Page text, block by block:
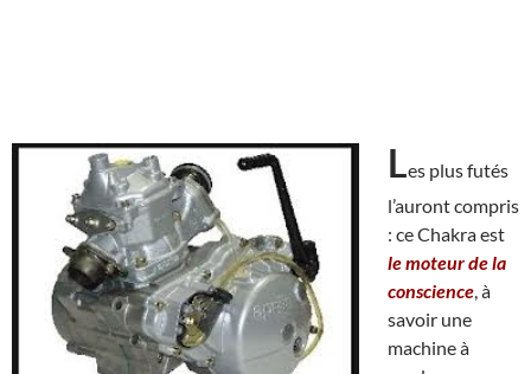
Les plus futés
l’auront compris
: ce Chakra est
le moteur de la
conscience , à
savoir une
machine à